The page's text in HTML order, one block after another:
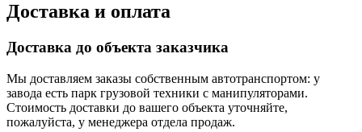
Доставка и оплата
Доставка до объекта заказчика
Мы доставляем заказы собственным автотранспортом: у
завода есть парк грузовой техники с манипуляторами.
Стоимость доставки до вашего объекта уточняйте,
пожалуйста, у менеджера отдела продаж.